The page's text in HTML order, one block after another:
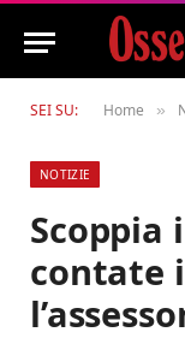
SEI SU: Home »
NOTIZIE
Scoppia
contate